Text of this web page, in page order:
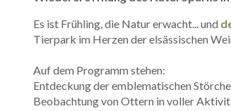
Es ist Frühling, die Natur erwacht... und
Tierpark im Herzen der elsässischen
Auf dem Programm stehen:
Entdeckung der emblematischen Störche
Beobachtung von Ottern in voller